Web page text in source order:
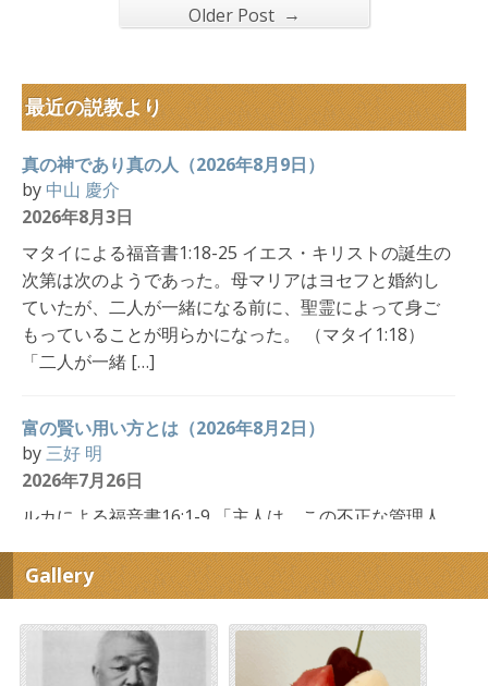
Older Post →
最近の説教より
真の神であり真の人（2026年8月9日）
by 中山 慶介
2026年8月3日
マタイによる福音書1:18-25 イエス・キリストの誕生の
次第は次のようであった。母マリアはヨセフと婚約し
ていたが、二人が一緒になる前に、聖霊によって身ご
もっていることが明らかになった。 （マタイ1:18）
「二人が一緒 […]
富の賢い用い方とは（2026年8月2日）
by三好 明
2026年7月26日
ルカによる福音書16:1-9 「主人は、この不正な管理人
け目のないやり方」というのは、意味をわかりやすく
した翻訳です。ここに書かれているホティ・フロニモ
ース・エポイエ […]
Gallery